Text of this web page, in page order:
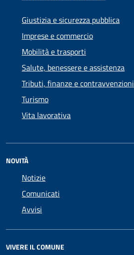
Giustizia e sicurezza pubblica
Imprese e commercio
Mobilità e trasporti
Salute, benessere e assistenza
Tributi, finanze e contravvenzioni
Turismo
Vita lavorativa
NOVITÀ
Notizie
Comunicati
Avvisi
VIVERE IL COMUNE